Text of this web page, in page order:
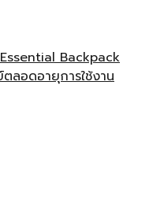
Backpack
ลอดอายุการใช้งาน